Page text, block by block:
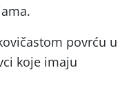
povrću u
koje imaju